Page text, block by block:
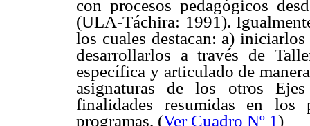
con procesos pedagógicos
(ULA-Táchira: 1991).
los cuales destacan: a)
desarrollarlos a través de
específica y articulado de
asignaturas de los otros
finalidades resumidas en los
programas. (Ver Cuadro Nº 1)